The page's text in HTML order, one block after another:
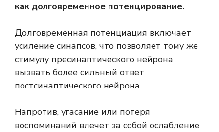
как долговременное потенцирование.
Долговременная потенциация включает
усиление синапсов, что позволяет тому же
стимулу пресинаптического нейрона
вызвать более сильный ответ
постсинаптического нейрона.
Напротив, угасание или потеря
воспоминаний влечет за собой ослабление